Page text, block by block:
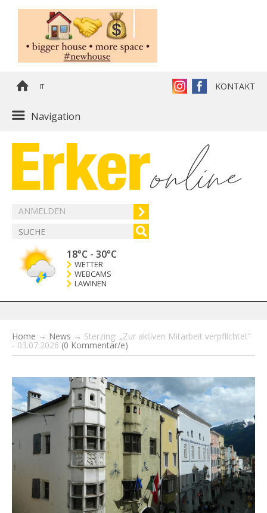
IT KONTAKT
Navigation
ANMELDEN
18°C - 30°C
WETTER
WEBCAMS
LAWINEN
Home → News → Sterzing: „Zur aktiven Mitarbeit verpflichtet“
- 03.07.2026 (0 Kommentar/e)